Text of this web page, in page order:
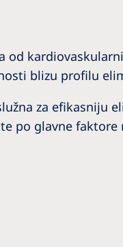
blizu profilu
za efikasniju
po glavne